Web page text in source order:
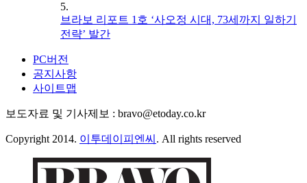
5.
브라보 리포트 1호 ‘사오정 시대, 73세까지 일하기
전략’ 발간
PC버전
공지사항
사이트맵
보도자료 및 기사제보 : bravo@etoday.co.kr
Copyright 2014. 이투데이피엔씨 . All rights reserved